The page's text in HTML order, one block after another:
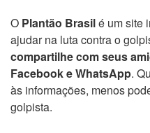
O Plantão Brasilé um site
ajudar na luta contra o
compartilhe com seus
Facebook e WhatsApp.
às informações, menos
golpista.